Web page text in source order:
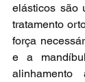
elásticos são
tratamento
força
e a
alinhamento